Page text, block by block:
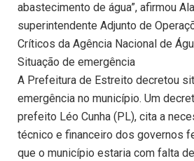
abastecimento de água”, afirmou
superintendente Adjunto de
Críticos da Agência Nacional de
Situação de emergência
A Prefeitura de Estreito decretou
emergência no município. Um
prefeito Léo Cunha (PL), cita a
técnico e financeiro dos governos
que o município estaria com falta